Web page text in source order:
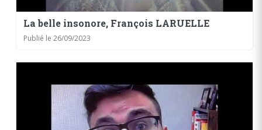
La belle insonore, François LARUELLE
Publié le 26/09/2023